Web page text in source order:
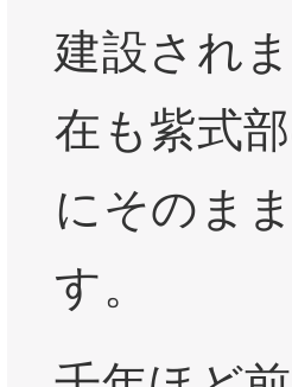
建設され
在も紫式
にそのま
す。